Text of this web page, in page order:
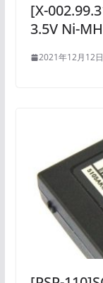
[X-
3.5V Ni-
2021年12月12日